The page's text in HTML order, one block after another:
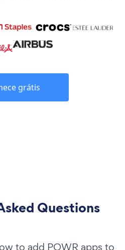
grátis
Questions
to add POWR apps to